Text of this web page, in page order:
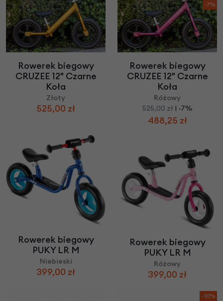
Rowerek biegowy
CRUZEE 12" Czarne
Koła
Złoty
525,00 zł
-7%
Rowerek biegowy
CRUZEE 12" Czarne
Koła
Różowy
525,00 zł | -7%
488,25 zł
Rowerek biegowy
PUKY LR M
Niebieski
399,00 zł
Rowerek biegowy
PUKY LR M
Różowy
399,00 zł
-10%